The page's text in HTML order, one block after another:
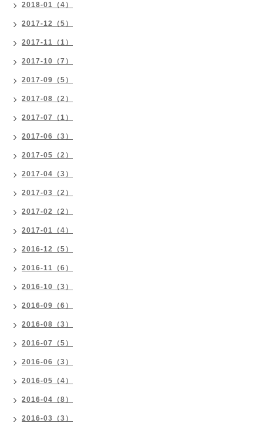
2018-01（4）
2017-12（5）
2017-11（1）
2017-10（7）
2017-09（5）
2017-08（2）
2017-07（1）
2017-06（3）
2017-05（2）
2017-04（3）
2017-03（2）
2017-02（2）
2017-01（4）
2016-12（5）
2016-11（6）
2016-10（3）
2016-09（6）
2016-08（3）
2016-07（5）
2016-06（3）
2016-05（4）
2016-04（8）
2016-03（3）